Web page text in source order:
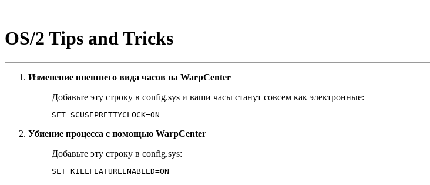
OS/2 Tips and Tricks
Изменение внешнего вида часов на WarpCenter
Добавьте эту строку в config.sys и ваши часы станут совсем как электронные:
SET SCUSEPRETTYCLOCK=ON
Убиение процесса с помощью WarpCenter
Добавьте эту строку в config.sys:
SET KILLFEATUREENABLED=ON